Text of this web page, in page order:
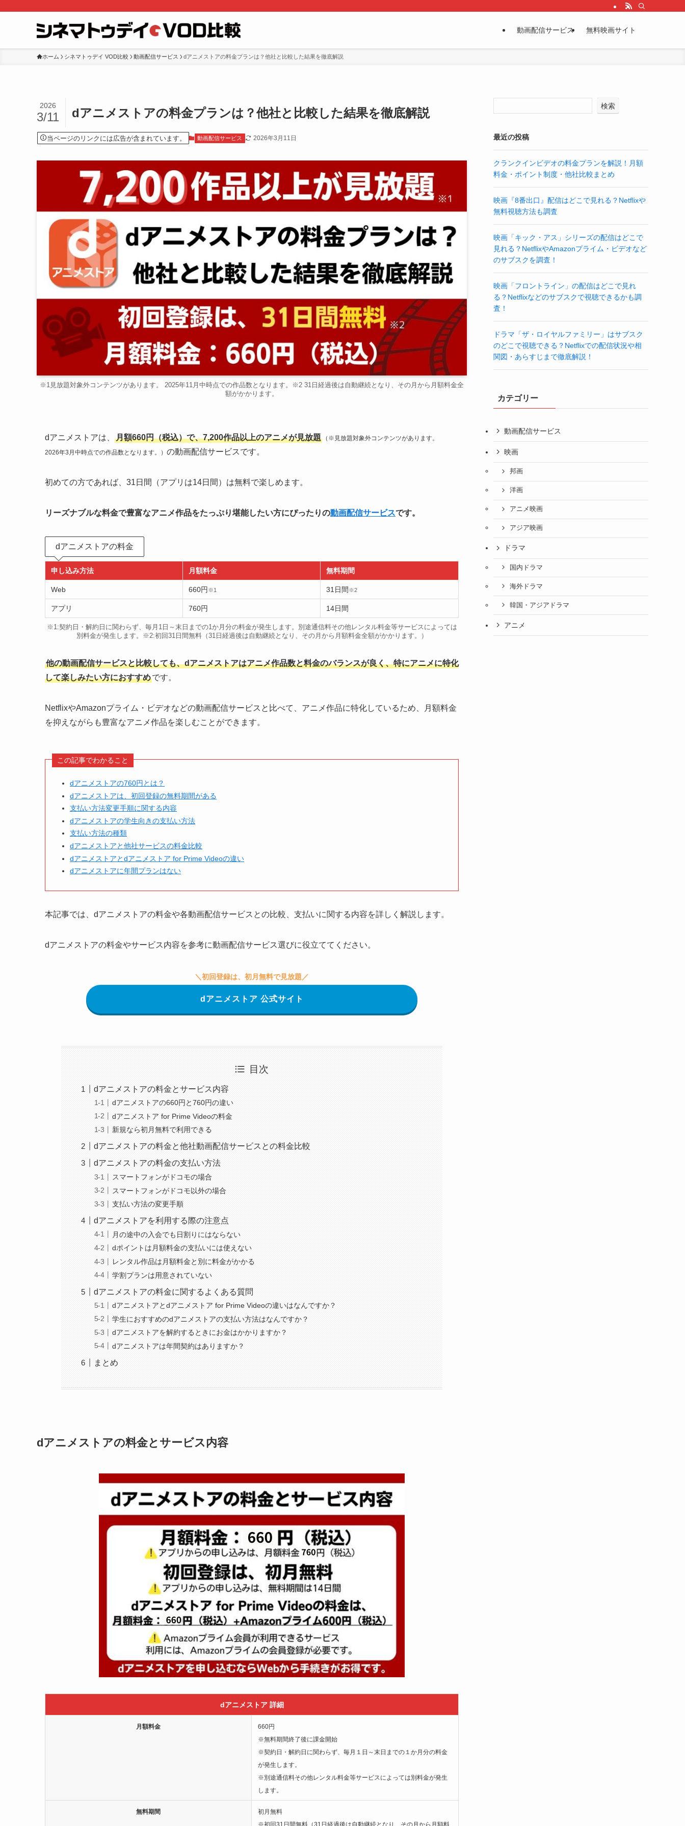
動画配信サービス 無料映画サイト
ホーム シネマトゥデイ VOD比較 動画配信サービス dアニメストアの料金プランは？他社と比較した結果を徹底解説
dアニメストアの料金プランは？他社と比較した結果を徹底解説
2026
3/11
当ページのリンクには広告が含まれています。 動画配信サービス 2026年3月11日
※1見放題対象外コンテンツがあります。 2025年11月中時点での作品数となります。※2 31日経過後は自動継続となり、その月から月額料金全
額がかかります。
dアニメストアは、 月額660円（税込）で、7,200作品以上のアニメが見放題
（※見放題対象外コンテンツがあります。
2026年3月中時点での作品数となります。） の動画配信サービスです。
初めての方であれば、31日間（アプリは14日間）は無料で楽しめます。
リーズナブルな料金で豊富なアニメ作品をたっぷり堪能したい方にぴったりの動画配信サービスです。
dアニメストアの料金
申し込み方法 月額料金 無料期間
Web 660円 ※1 31日間 ※2
アプリ 760円 14日間
※1:契約日・解約日に関わらず、毎月1日～末日までの1か月分の料金が発生します。別途通信料その他レンタル料金等サービスによっては
別料金が発生します。※2:初回31日間無料（31日経過後は自動継続となり、その月から月額料金全額がかかります。）
他の動画配信サービスと比較しても、dアニメストアはアニメ作品数と料金のバランスが良く、特にアニメに特化
して楽しみたい方におすすめです。
NetflixやAmazonプライム・ビデオなどの動画配信サービスと比べて、アニメ作品に特化しているため、月額料金
を抑えながらも豊富なアニメ作品を楽しむことができます。
この記事でわかること
dアニメストアの760円とは？
dアニメストアは、初回登録の無料期間がある
支払い方法変更手順に関する内容
dアニメストアの学生向きの支払い方法
支払い方法の種類
dアニメストアと他社サービスの料金比較
dアニメストアとdアニメストア for Prime Videoの違い
dアニメストアに年間プランはない
本記事では、dアニメストアの料金や各動画配信サービスとの比較、支払いに関する内容を詳しく解説します。
dアニメストアの料金やサービス内容を参考に動画配信サービス選びに役立ててください。
＼初回登録は、初月無料で見放題 ／
dアニメストア 公式サイト
目次
dアニメストアの料金とサービス内容
dアニメストアの660円と760円の違い
dアニメストア for Prime Videoの料金
新規なら初月無料で利用できる
dアニメストアの料金と他社動画配信サービスとの料金比較
dアニメストアの料金の支払い方法
スマートフォンがドコモの場合
スマートフォンがドコモ以外の場合
支払い方法の変更手順
dアニメストアを利用する際の注意点
月の途中の入会でも日割りにはならない
dポイントは月額料金の支払いには使えない
レンタル作品は月額料金と別に料金がかかる
学割プランは用意されていない
dアニメストアの料金に関するよくある質問
dアニメストアとdアニメストア for Prime Videoの違いはなんですか？
学生におすすめのdアニメストアの支払い方法はなんですか？
dアニメストアを解約するときにお金はかかりますか？
dアニメストアは年間契約はありますか？
まとめ
dアニメストアの料金とサービス内容
dアニメストア 詳細
月額料金 660円
※無料期間終了後に課金開始
※契約日・解約日に関わらず、毎月１日～末日までの１か月分の料金
が発生します。
※別途通信料その他レンタル料金等サービスによっては別料金が発生
します。
無料期間
初月無料
検索
最近の投稿
クランクインビデオの料金プランを解説！月額
料金・ポイント制度・他社比較まとめ
映画『8番出口』配信はどこで見れる？Netflixや
無料視聴方法も調査
映画「キック・アス」シリーズの配信はどこで
見れる？NetflixやAmazonプライム・ビデオなど
のサブスクを調査！
映画「フロントライン」の配信はどこで見れ
る？Netflixなどのサブスクで視聴できるかも調
査！
ドラマ「ザ・ロイヤルファミリー」はサブスク
のどこで視聴できる？Netflixでの配信状況や相
関図・あらすじまで徹底解説！
カテゴリー
動画配信サービス
映画
邦画
洋画
アニメ映画
アジア映画
ドラマ
国内ドラマ
海外ドラマ
韓国・アジアドラマ
アニメ